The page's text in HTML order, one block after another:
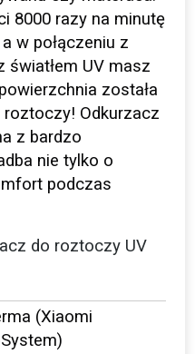
8000 razy na minutę
w połączeniu z
światłem UV masz
została
roztoczy! Odkurzacz
z bardzo
nie tylko o
podczas
do roztoczy UV
(Xiaomi